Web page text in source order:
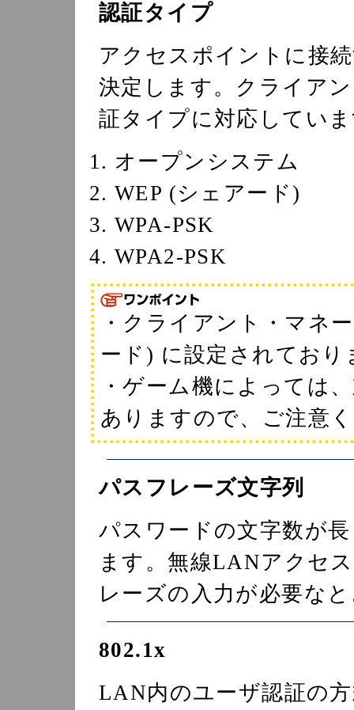
認証タイプ
アクセスポイントに接
決定します。クライア
証タイプに対応してい
オープンシステム
WEP (シェアード)
WPA-PSK
WPA2-PSK
・クライアント・マネ
ード) に設定されており
・ゲーム機によっては
ありますので、ご注意
パスフレーズ文字列
パスワードの文字数が
ます。無線LANアクセ
レーズの入力が必要な
802.1x
LAN内のユーザ認証の